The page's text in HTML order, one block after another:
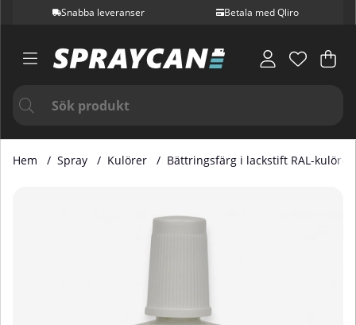
Snabba leveranser Betala med Qliro
.
Hem Spray Kulörer Bättringsfärg i lackstift RAL-kulörer